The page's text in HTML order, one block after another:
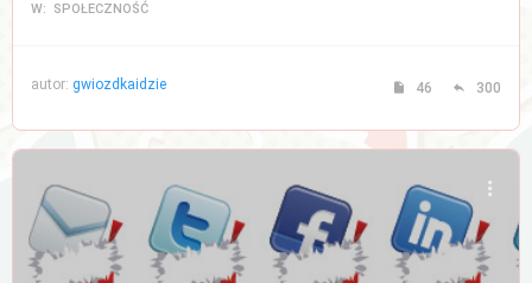
W: SPOŁECZNOŚĆ
autor: gwiozdkaidzie 46 300